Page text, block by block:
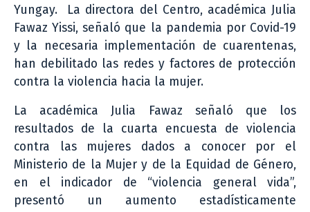
Yungay. La directora del Centro, académica Julia
Fawaz Yissi, señaló que la pandemia por Covid-19
y la necesaria implementación de cuarentenas,
han debilitado las redes y factores de protección
contra la violencia hacia la mujer.
La académica Julia Fawaz señaló que los
resultados de la cuarta encuesta de violencia
contra las mujeres dados a conocer por el
Ministerio de la Mujer y de la Equidad de Género,
en el indicador de “violencia general vida”,
presentó un aumento estadísticamente